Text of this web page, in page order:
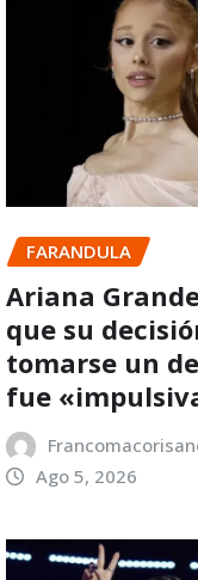
FARANDULA
Ariana
que su
tomarse un
fue
Ago 5, 2026